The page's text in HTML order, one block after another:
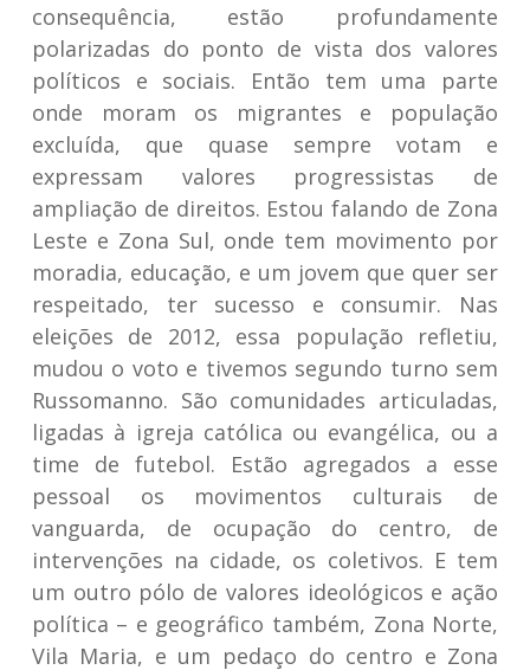
consequência, estão profundamente
polarizadas do ponto de vista dos valores
políticos e sociais. Então tem uma parte
onde moram os migrantes e população
excluída, que quase sempre votam e
expressam valores progressistas de
ampliação de direitos. Estou falando de Zona
Leste e Zona Sul, onde tem movimento por
moradia, educação, e um jovem que quer ser
respeitado, ter sucesso e consumir. Nas
eleições de 2012, essa população refletiu,
mudou o voto e tivemos segundo turno sem
Russomanno. São comunidades articuladas,
ligadas à igreja católica ou evangélica, ou a
time de futebol. Estão agregados a esse
pessoal os movimentos culturais de
vanguarda, de ocupação do centro, de
intervenções na cidade, os coletivos. E tem
um outro pólo de valores ideológicos e ação
política – e geográfico também, Zona Norte,
Vila Maria, e um pedaço do centro e Zona